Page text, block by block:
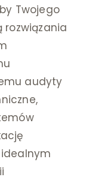
Twojego
rozwiązania
audyty